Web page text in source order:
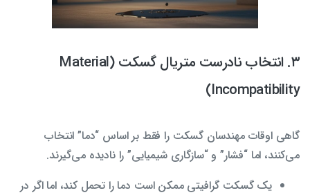
۳. انتخاب نادرست متریال گسکت (Material
Incompatibility)
گاهی اوقات مهندسان گسکت را فقط بر اساس “دما” انتخاب
می‌کنند، اما “فشار” و “سازگاری شیمیایی” را نادیده می‌گیرند.
یک گسکت گرافیتی ممکن است دما را تحمل کند، اما اگر در